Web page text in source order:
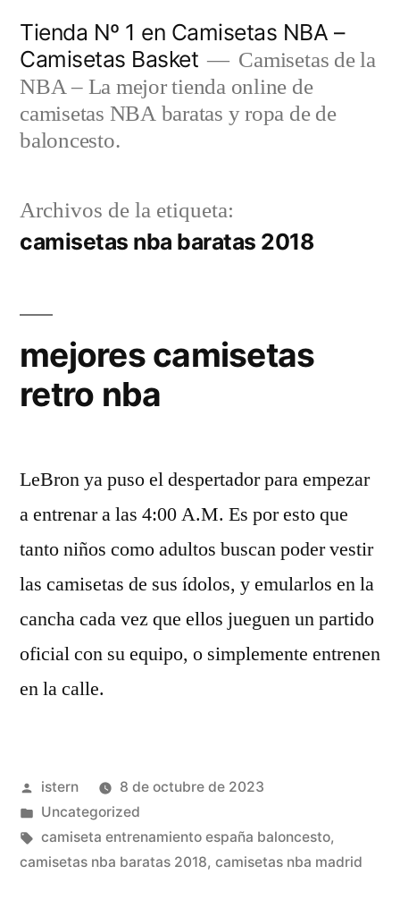
contenido
Tienda Nº 1 en Camisetas NBA –
Camisetas Basket
Camisetas de la
NBA – La mejor tienda online de
camisetas NBA baratas y ropa de de
baloncesto.
Archivos de la etiqueta:
camisetas nba baratas 2018
mejores camisetas
retro nba
LeBron ya puso el despertador para empezar
a entrenar a las 4:00 A.M. Es por esto que
tanto niños como adultos buscan poder vestir
las camisetas de sus ídolos, y emularlos en la
cancha cada vez que ellos jueguen un partido
oficial con su equipo, o simplemente entrenen
en la calle.
Publicado
por
istern
8 de octubre de 2023
Publicado
en
Uncategorized
Etiquetas:
camiseta entrenamiento españa baloncesto,
camisetas nba baratas 2018, camisetas nba madrid